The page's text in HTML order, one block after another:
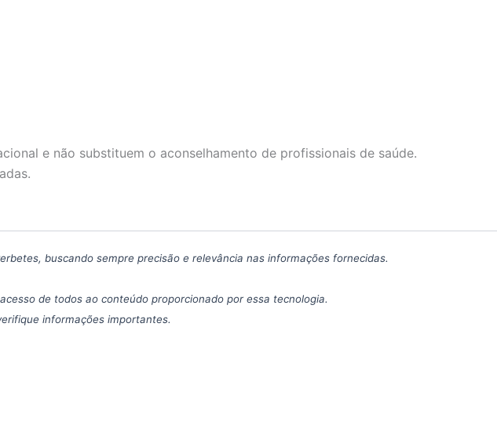
e não substituem o aconselhamento de profissionais de saúde.
buscando sempre precisão e relevância nas informações fornecidas.
de todos ao conteúdo proporcionado por essa tecnologia.
informações importantes.